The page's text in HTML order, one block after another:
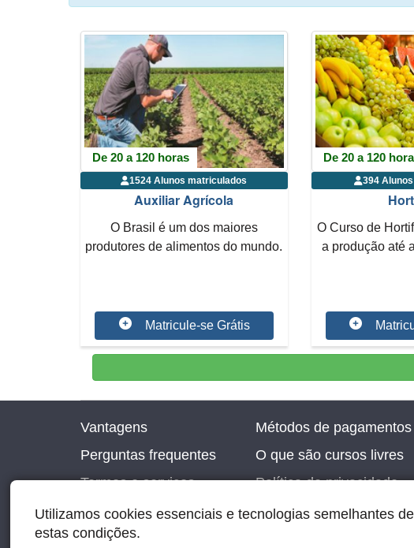
De 20 a 120 horas
1524 Alunos matriculados
Auxiliar Agrícola
O Brasil é um dos maiores
produtores de alimentos do mundo.
Matricule-se Grátis
De 20 a 120
394
O Curso de
a produção até
Vantagens
Perguntas frequentes
Termos e serviços
Métodos de pagamentos
O que são cursos livres
Política de privacidade
Utilizamos cookies essenciais e tecnologias semelhantes
estas condições.